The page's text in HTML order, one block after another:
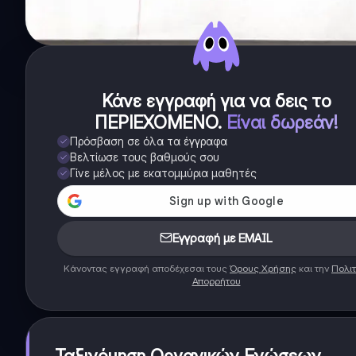
Κάνε εγγραφή για να δεις το
ΠΕΡΙΕΧΟΜΕΝΟ. Είναι δωρεάν!
Πρόσβαση σε όλα τα έγγραφα
Βελτίωσε τους βαθμούς σου
Γίνε μέλος με εκατομμύρια μαθητές
Εγγραφή με EMAIL
Κάνοντας εγγραφή αποδέχεσαι τους Όρους Χρήσης και την
Απορρήτου